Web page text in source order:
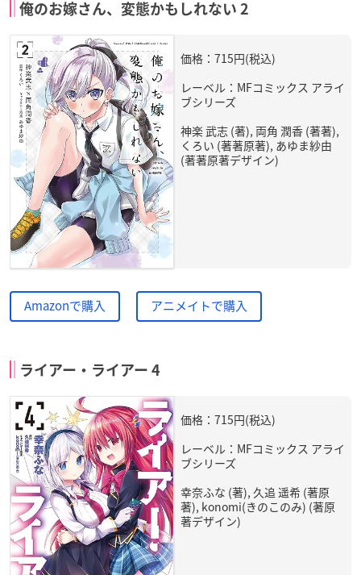
俺のお嫁さん、変態かもしれない 2
価格：715円(税込)
レーベル：MFコミックス アライ
ブシリーズ
神楽 武志 (著), 両角 潤香 (著著),
くろい (著著原著), あゆま紗由
(著著原著デザイン)
Amazonで購入 アニメイトで購入
ライアー・ライアー 4
価格：715円(税込)
レーベル：MFコミックス アライ
ブシリーズ
幸奈ふな (著), 久追 遥希 (著原
著), konomi(きのこのみ) (著原
著デザイン)